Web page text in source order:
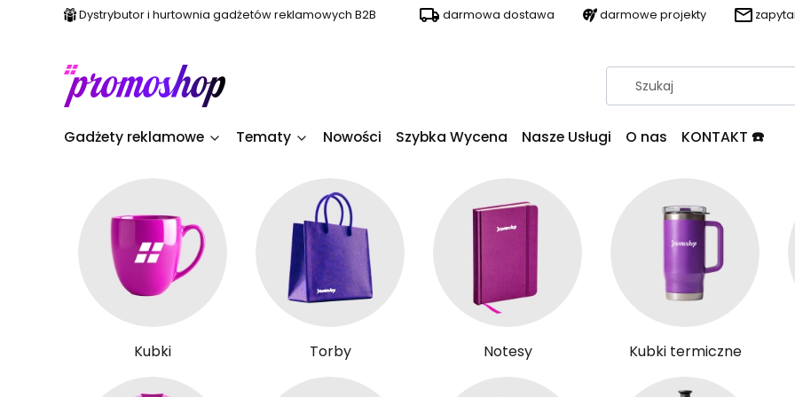
Dystrybutor i hurtownia gadżetów reklamowych B2B darmowa dostawa darmowe projekty
Gadżety reklamowe Tematy Nowości Szybka Wycena Nasze Usługi O nas KONTAKT ☎️
Kubki Torby Notesy Kubki termiczne